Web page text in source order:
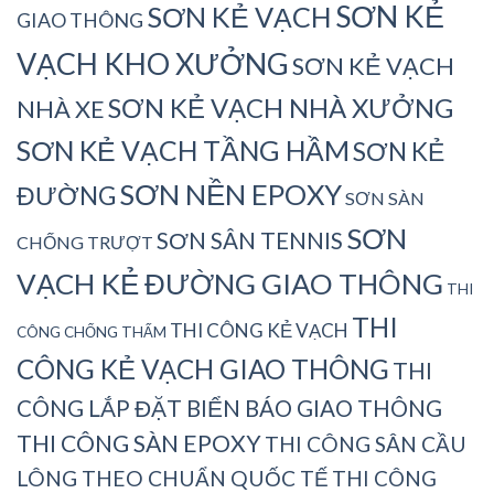
GIAO THÔNG SƠN KẺ VẠCH SƠN KẺ
VẠCH KHO XƯỞNGSƠN KẺ VẠCH
NHÀ XESƠN KẺ VẠCH NHÀ XƯỞNG
SƠN KẺ VẠCH TẦNG HẦMSƠN KẺ
ĐƯỜNGSƠN NỀN EPOXYSƠN SÀN
CHỐNG TRƯỢT SƠN SÂN TENNIS SƠN
VẠCH KẺ ĐƯỜNG GIAO THÔNG THI
CÔNG CHỐNG THẤM THI CÔNG KẺ VẠCH THI
CÔNG KẺ VẠCH GIAO THÔNG THI
CÔNG LẮP ĐẶT BIỂN BÁO GIAO THÔNG
THI CÔNG SÀN EPOXYTHI CÔNG SÂN CẦU
LÔNG THEO CHUẨN QUỐC TẾ THI CÔNG